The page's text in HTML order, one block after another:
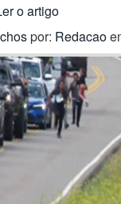
o artigo
por: Redacao